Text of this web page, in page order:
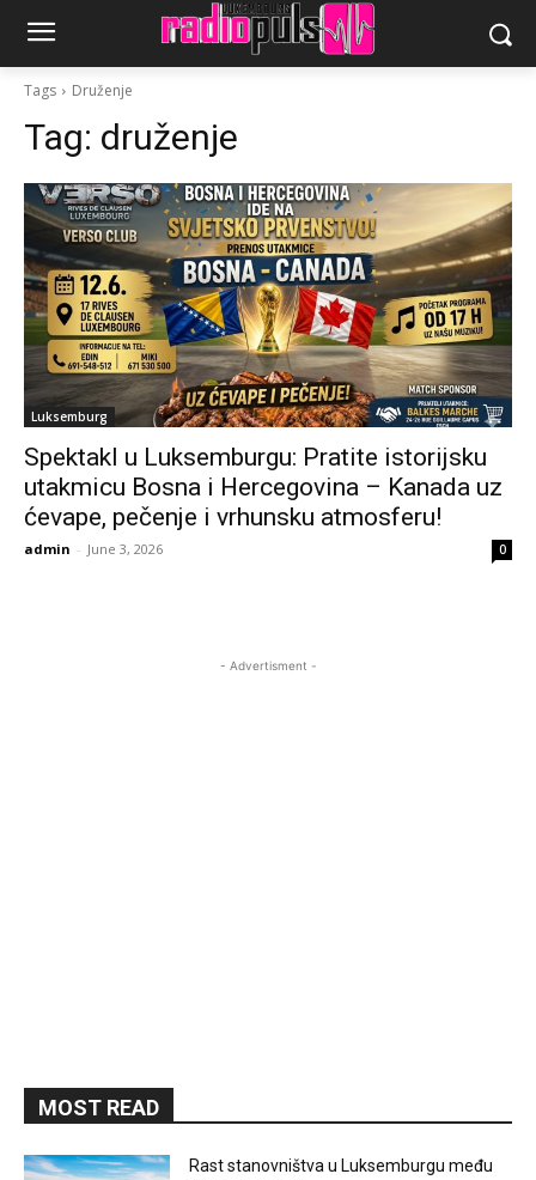
Tags Druženje
Tag: druženje
Luksemburg
Spektakl u Luksemburgu: Pratite istorijsku
utakmicu Bosna i Hercegovina – Kanada uz
ćevape, pečenje i vrhunsku atmosferu!
admin - June 3, 2026 0
- Advertisment -
MOST READ
Rast stanovništva u Luksemburgu među